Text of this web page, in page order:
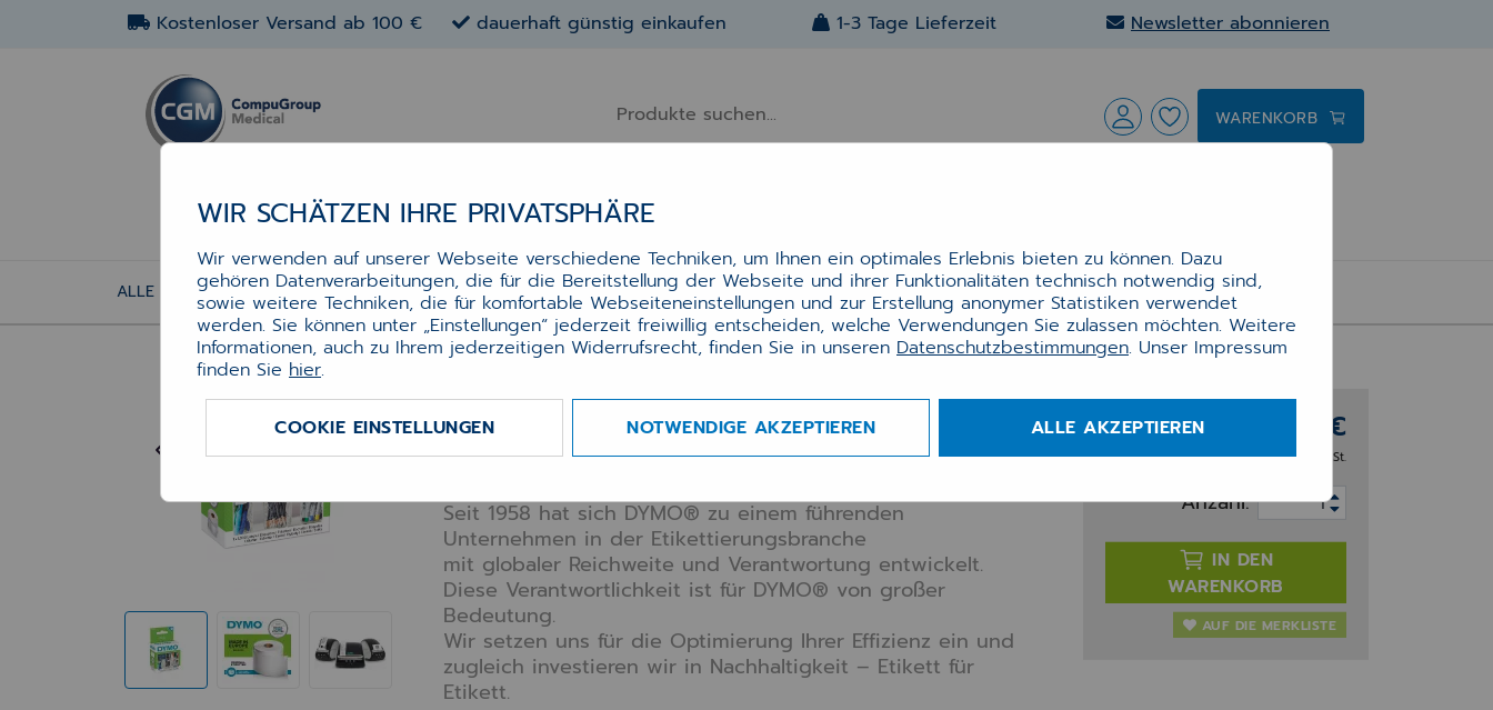
Kostenloser Versand ab 100 € dauerhaft günstig einkaufen 1-3 Tage Lieferzeit Newsletter abonnieren
WARENKORB
Alle Artikel
ALLE ARTIKEL APOTHEKEN-ETIKETTEN: REZEPTUR, POS & ABDA DYMO®-ETIKETTEN 11353 FÜR LABELWRITER, VIELZWECK-ETIKETTEN WEISS, 13 X 25 MM,
DYMO®-Etiketten 11353 für
LabelWriter, Vielzweck-Etiketten
weiß, 13 x 25 mm, wiederablösbar, 1
x 1.000 Etiketten
Seit 1958 hat sich DYMO® zu einem führenden
Unternehmen in der Etikettierungsbranche
mit globaler Reichweite und Verantwortung entwickelt.
Diese Verantwortlichkeit ist für DYMO® von großer
Bedeutung.
Wir setzen uns für die Optimierung Ihrer Effizienz ein und
zugleich investieren wir in Nachhaltigkeit – Etikett für
Etikett.
12,49 €
zzgl. 19% MwSt.
Anzahl:
IN DEN
WARENKORB
AUF DIE MERKLISTE
WIR SCHÄTZEN IHRE PRIVATSPHÄRE
Wir verwenden auf unserer Webseite verschiedene Techniken, um Ihnen ein optimales Erlebnis bieten zu können. Dazu
gehören Datenverarbeitungen, die für die Bereitstellung der Webseite und ihrer Funktionalitäten technisch notwendig sind,
sowie weitere Techniken, die für komfortable Webseiteneinstellungen und zur Erstellung anonymer Statistiken verwendet
werden. Sie können unter „Einstellungen“ jederzeit freiwillig entscheiden, welche Verwendungen Sie zulassen möchten. Weitere
Informationen, auch zu Ihrem jederzeitigen Widerrufsrecht, finden Sie in unseren Datenschutzbestimmungen. Unser Impressum
finden Sie hier.
COOKIE EINSTELLUNGEN NOTWENDIGE AKZEPTIEREN ALLE AKZEPTIEREN